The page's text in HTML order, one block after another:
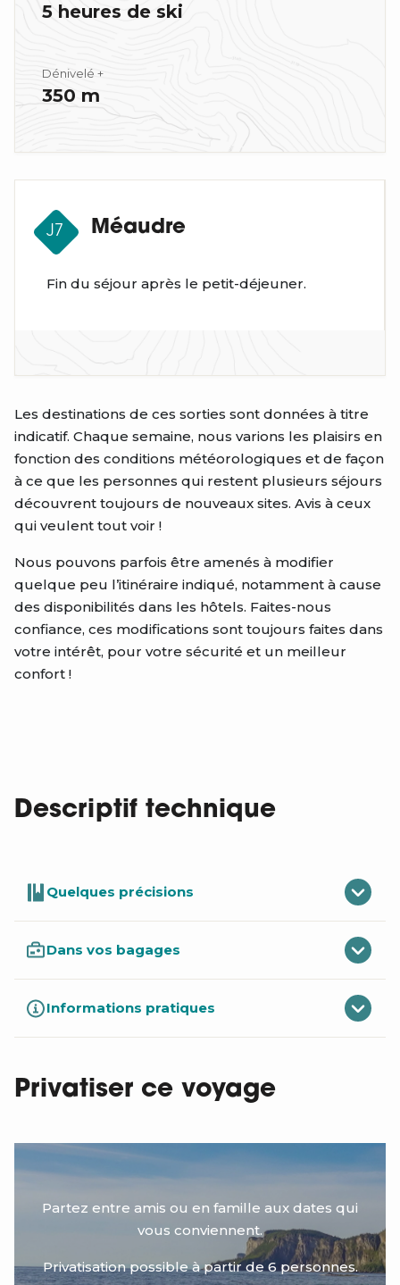
5 heures de ski
Dénivelé +
350 m
J7 Méaudre
Fin du séjour après le petit-déjeuner.
Les destinations de ces sorties sont données à titre
indicatif. Chaque semaine, nous varions les plaisirs en
fonction des conditions météorologiques et de façon
à ce que les personnes qui restent plusieurs séjours
découvrent toujours de nouveaux sites. Avis à ceux
qui veulent tout voir !
Nous pouvons parfois être amenés à modifier
quelque peu l’itinéraire indiqué, notamment à cause
des disponibilités dans les hôtels. Faites-nous
confiance, ces modifications sont toujours faites dans
votre intérêt, pour votre sécurité et un meilleur
confort !
Descriptif technique
Quelques précisions
Dans vos bagages
Informations pratiques
Privatiser ce voyage
Partez entre amis ou en famille aux dates qui
vous conviennent.
Privatisation possible à partir de 6 personnes.